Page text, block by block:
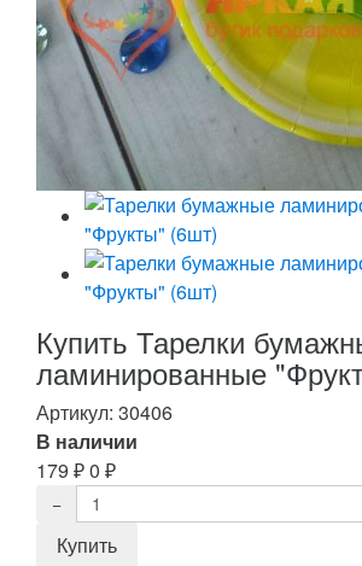
Купить Тарелки
ламинированные
Артикул: 30406
В наличии
179 ₽0 ₽